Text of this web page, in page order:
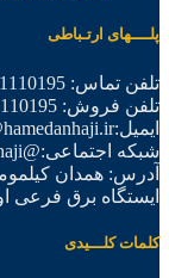
پلــــهای ارتـباطی
تلفن تماس: 09181110195
تلفن فروش: 09181110195
ایمیل:info@hamedanhaji.ir
شبکه اجتماعی:@hamedanhaji
ایستگاه برق
کلمات کلـــیدی